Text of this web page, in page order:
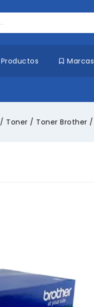
Productos Marcas
/ Toner / Toner Brother /